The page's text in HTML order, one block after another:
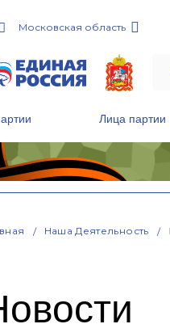
Московская область
Лица партии
Наша Деятельность